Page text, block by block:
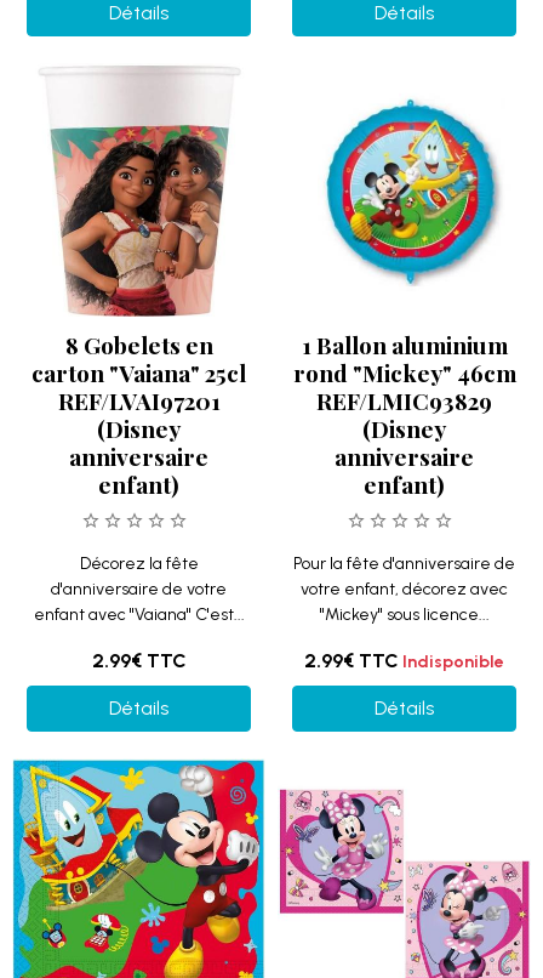
Détails Détails
8 Gobelets en
carton "Vaiana" 25cl
REF/LVAI97201
(Disney
anniversaire
enfant)
Décorez la fête
d'anniversaire de votre
enfant avec "Vaiana" C'est...
2.99€ TTC
Détails
1 Ballon aluminium
rond "Mickey" 46cm
REF/LMIC93829
(Disney
anniversaire
enfant)
Pour la fête d'anniversaire de
votre enfant, décorez avec
"Mickey" sous licence...
2.99€ TTC Indisponible
Détails